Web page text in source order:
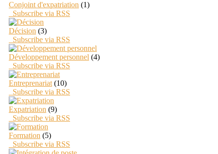
Conjoint d'expatriation (1)
Subscribe via RSS
Décision (3)
Subscribe via RSS
Développement personnel (4)
Subscribe via RSS
Entreprenariat (10)
Subscribe via RSS
Expatriation (9)
Subscribe via RSS
Formation (5)
Subscribe via RSS